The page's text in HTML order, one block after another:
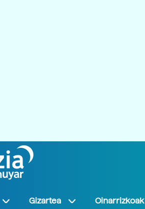
Gizartea Oinarrizkoak